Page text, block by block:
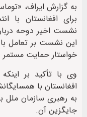
به گزارش ایراف،
برای افغانستان با
نشست اخیر دوحه
این نشست بر تعامل
خواستار حمایت مستمر
وی با تأکید بر
افغانستان با
به رهبری سازمان ملل
جایگزین آن.